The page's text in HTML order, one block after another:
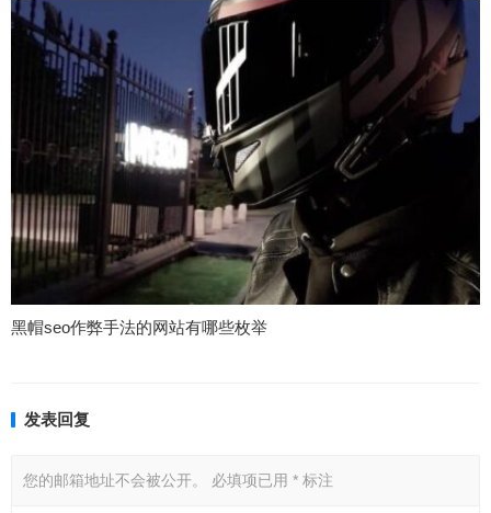
黑帽seo作弊手法的网站有哪些枚举
发表回复
您的邮箱地址不会被公开。 必填项已用 * 标注